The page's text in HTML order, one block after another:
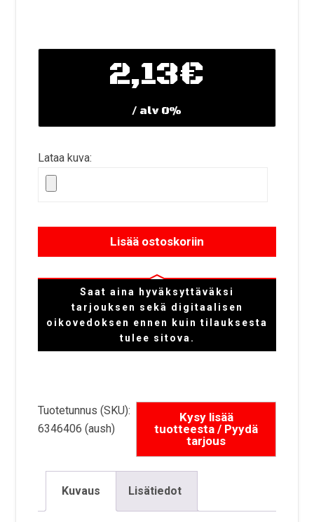
2,13€
/ alv 0%
Lataa kuva:
Lisää ostoskoriin
Saat aina hyväksyttäväksi
tarjouksen sekä digitaalisen
oikovedoksen ennen kuin tilauksesta
tulee sitova.
Tuotetunnus (SKU):
6346406 (aush)
Kuvaus Lisätiedot